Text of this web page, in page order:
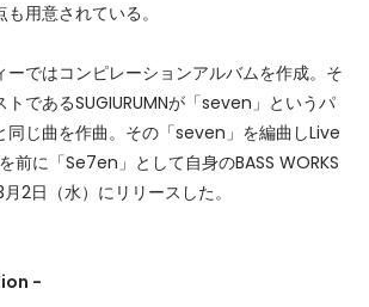
用意されている。
ではコンピレーションアルバムを作成。そ
であるSUGIURUMNが「seven」というパ
同じ曲を作曲。その「seven」を編曲しLive
前に「Se7en」として自身のBASS WORKS
2日（水）にリリースした。
-